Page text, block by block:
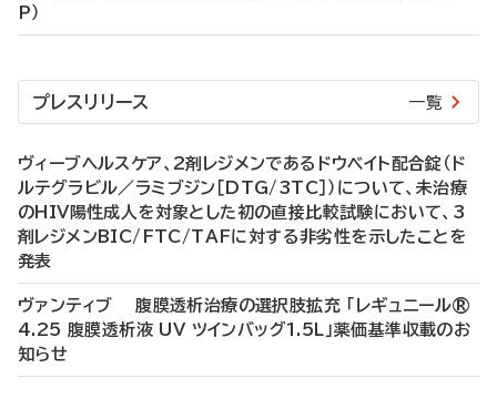
P）
プレスリリース 一覧
ヴィーブヘルスケア、2剤レジメンであるドウベイト配合錠（ド
ルテグラビル／ラミブジン［DTG/3TC］）について、未治療
のHIV陽性成人を対象とした初の直接比較試験において、3
剤レジメンBIC/FTC/TAFに対する非劣性を示したことを
発表
ヴァンティブ 腹膜透析治療の選択肢拡充 「レギュニール®
4.25 腹膜透析液 UV ツインバッグ1.5L」薬価基準収載のお
知らせ